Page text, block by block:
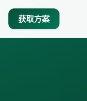
获取方案